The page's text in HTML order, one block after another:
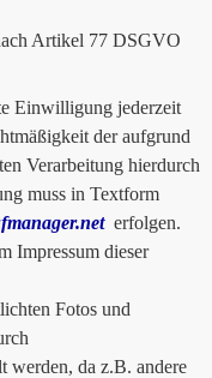
Artikel 77 DSGVO
Einwilligung jederzeit
der aufgrund
Verarbeitung hierdurch
muss in Textform
erfolgen.
Impressum dieser
Fotos und
werden, da z.B. andere